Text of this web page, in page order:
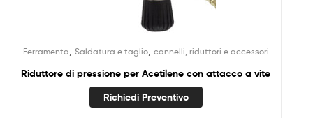
Ferramenta Saldatura e taglio, cannelli, riduttori e accessori
Riduttore di pressione per Acetilene con attacco a vite
Richiedi Preventivo